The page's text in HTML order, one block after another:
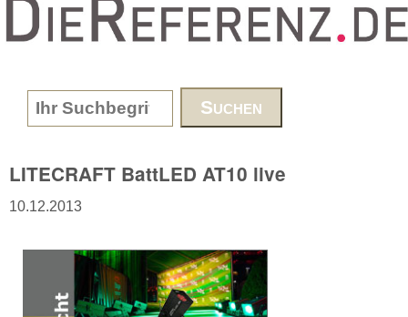
www.DieReferenz.de
Search form
LITECRAFT BattLED AT10 live
10.12.2013